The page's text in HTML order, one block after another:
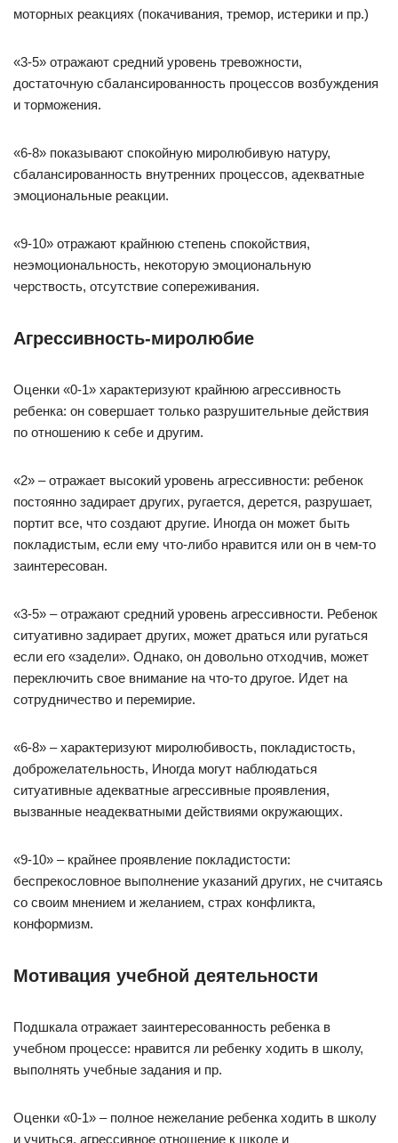
моторных реакциях (покачивания, тремор, истерики и пр.)
«3-5» отражают средний уровень тревожности,
достаточную сбалансированность процессов возбуждения
и торможения.
«6-8» показывают спокойную миролюбивую натуру,
сбалансированность внутренних процессов, адекватные
эмоциональные реакции.
«9-10» отражают крайнюю степень спокойствия,
неэмоциональность, некоторую эмоциональную
черствость, отсутствие сопереживания.
Агрессивность-миролюбие
Оценки «0-1» характеризуют крайнюю агрессивность
ребенка: он совершает только разрушительные действия
по отношению к себе и другим.
«2» – отражает высокий уровень агрессивности: ребенок
постоянно задирает других, ругается, дерется, разрушает,
портит все, что создают другие. Иногда он может быть
покладистым, если ему что-либо нравится или он в чем-то
заинтересован.
«3-5» – отражают средний уровень агрессивности. Ребенок
ситуативно задирает других, может драться или ругаться
если его «задели». Однако, он довольно отходчив, может
переключить свое внимание на что-то другое. Идет на
сотрудничество и перемирие.
«6-8» – характеризуют миролюбивость, покладистость,
доброжелательность, Иногда могут наблюдаться
ситуативные адекватные агрессивные проявления,
вызванные неадекватными действиями окружающих.
«9-10» – крайнее проявление покладистости:
беспрекословное выполнение указаний других, не считаясь
со своим мнением и желанием, страх конфликта,
конформизм.
Мотивация учебной деятельности
Подшкала отражает заинтересованность ребенка в
учебном процессе: нравится ли ребенку ходить в школу,
выполнять учебные задания и пр.
Оценки «0-1» – полное нежелание ребенка ходить в школу
и учиться, агрессивное отношение к школе и